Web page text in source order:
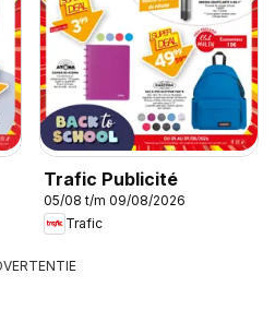
Trafic Publicité
05/08 t/m 09/08/2026
Trafic